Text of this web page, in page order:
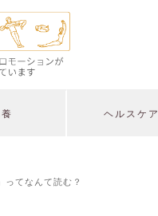
ヘルスケア
ってなんて読む？